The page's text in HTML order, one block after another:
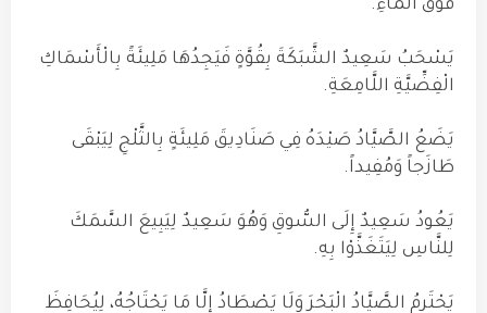
فَوْقَ الْمَاءِ.
يَسْحَبُ سَعِيدٌ الشَّبَكَةَ بِقُوَّةٍ فَيَجِدُهَا مَلِيئَةً بِالْأَسْمَاكِ
الْفِضِّيَّةِ اللَّامِعَةِ.
يَضَعُ الصَّيَّادُ صَيْدَهُ فِي صَنَادِيقَ مَلِيئَةٍ بِالثَّلْجِ لِيَبْقَى
طَازَجاً وَمُفِيداً.
يَعُودُ سَعِيدٌ إِلَى السُّوقِ وَهُوَ سَعِيدٌ لِيَبِيعَ السَّمَكَ
لِلنَّاسِ لِيَتَغَذَّوْا بِهِ.
يَحْتَرِمُ الصَّيَّادُ الْبَحْرَ وَلَا يَصْطَادُ إِلَّا مَا يَحْتَاجُهُ، لِيُحَافِظَ